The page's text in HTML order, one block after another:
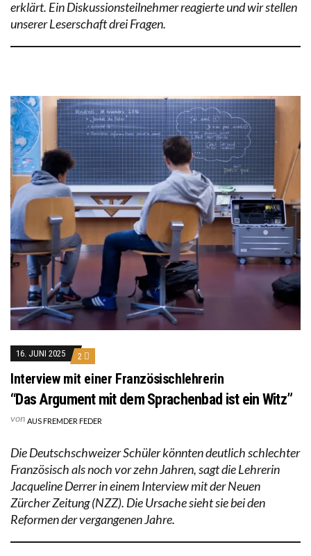
erklärt. Ein Diskussionsteilnehmer reagierte und wir stellen
unserer Leserschaft drei Fragen.
16. JUNI 2025 2
Interview mit einer Französischlehrerin
“Das Argument mit dem Sprachenbad ist ein Witz”
von AUS FREMDER FEDER
Die Deutschschweizer Schüler könnten deutlich schlechter
Französisch als noch vor zehn Jahren, sagt die Lehrerin
Jacqueline Derrer in einem Interview mit der Neuen
Zürcher Zeitung (NZZ). Die Ursache sieht sie bei den
Reformen der vergangenen Jahre.